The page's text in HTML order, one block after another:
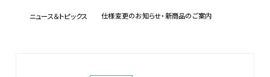
ニュース＆トピックス 仕様変更のお知らせ・新商品のご案内